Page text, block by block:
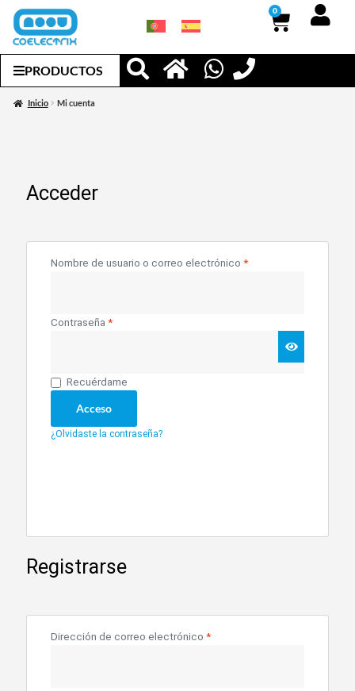
0
PRODUCTOS
Inicio Mi cuenta
Acceder
Nombre de usuario o correo electrónico *
Contraseña *
Recuérdame
Acceso
¿Olvidaste la contraseña?
Registrarse
Dirección de correo electrónico *